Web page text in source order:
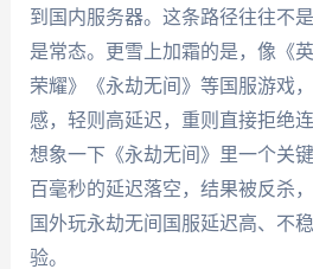
到国内服务器。这条路径往往不
是常态。更雪上加霜的是，像《
荣耀》《永劫无间》等国服游戏
感，轻则高延迟，重则直接拒绝
想象一下《永劫无间》里一个关
百毫秒的延迟落空，结果被反杀
国外玩永劫无间国服延迟高、不
验。